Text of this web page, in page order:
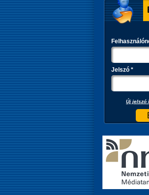
Jelszó *
Új jelszó